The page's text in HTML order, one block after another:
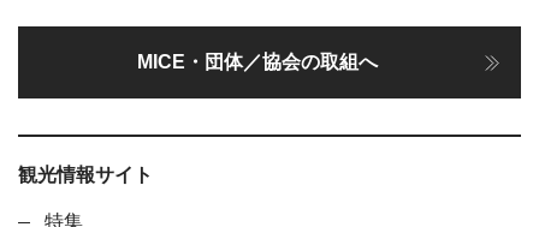
MICE・団体／協会の取組へ
観光情報サイト
特集